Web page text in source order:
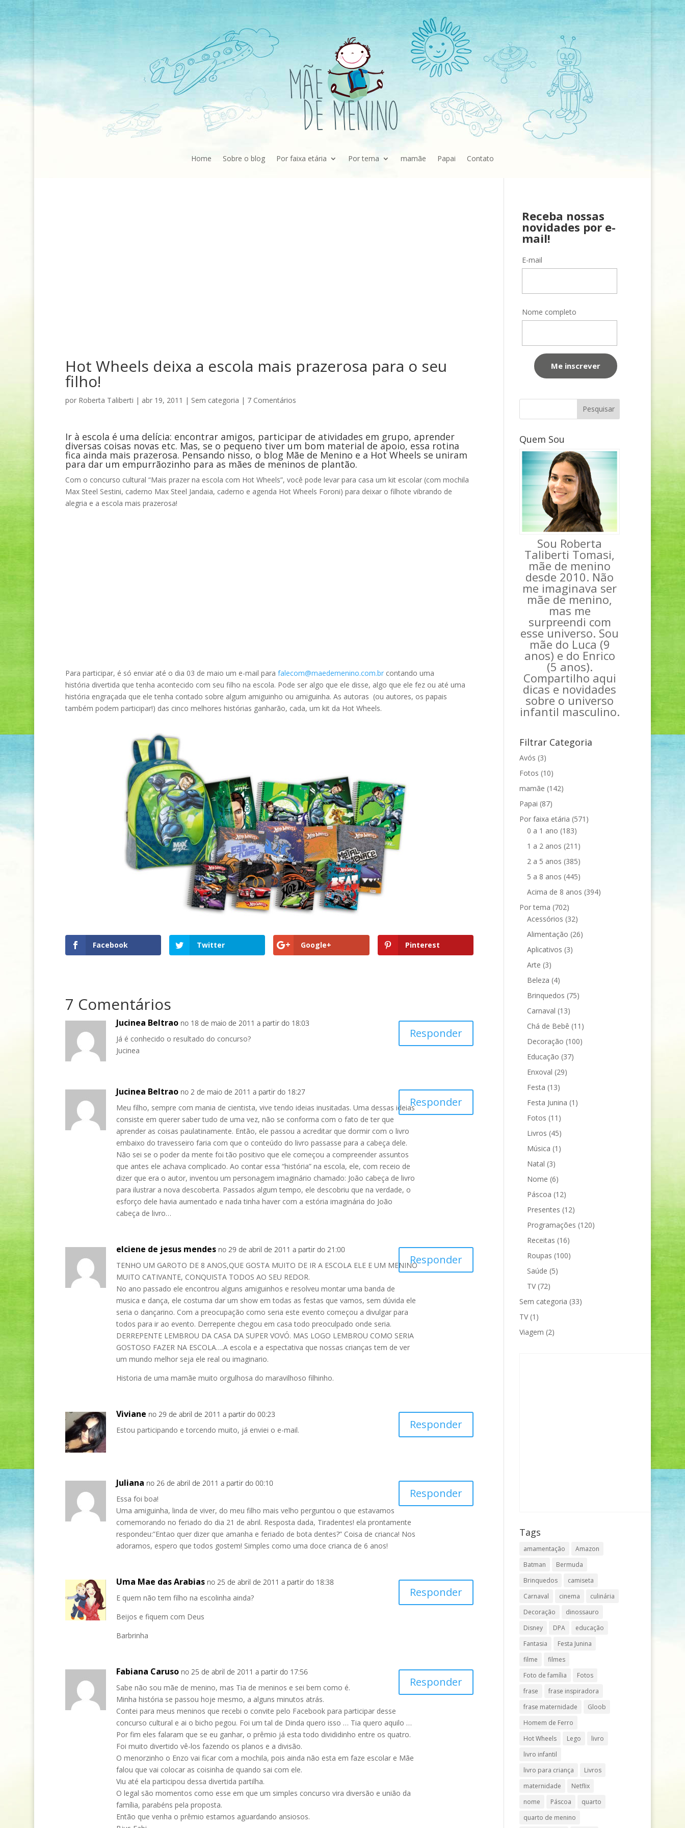
Home Sobre o blog Por faixa etária Por tema mamãe Papai Contato
Hot Wheels deixa a escola mais prazerosa para o seu
filho!
por Roberta Taliberti | abr 19, 2011 | Sem categoria | 7 Comentários
Ir à escola é uma delícia: encontrar amigos, participar de atividades em grupo, aprender
diversas coisas novas etc. Mas, se o pequeno tiver um bom material de apoio, essa rotina
fica ainda mais prazerosa. Pensando nisso, o blog Mãe de Menino e a Hot Wheels se uniram
para dar um empurrãozinho para as mães de meninos de plantão.
Com o concurso cultural “Mais prazer na escola com Hot Wheels”, você pode levar para casa um kit escolar (com mochila
Max Steel Sestini, caderno Max Steel Jandaia, caderno e agenda Hot Wheels Foroni) para deixar o filhote vibrando de
alegria e a escola mais prazerosa!
Para participar, é só enviar até o dia 03 de maio um e-mail para falecom@maedemenino.com.brcontando uma
história divertida que tenha acontecido com seu filho na escola. Pode ser algo que ele disse, algo que ele fez ou até uma
história engraçada que ele tenha contado sobre algum amiguinho ou amiguinha. As autoras (ou autores, os papais
também podem participar!) das cinco melhores histórias ganharão, cada, um kit da Hot Wheels.
Facebook Twitter Google+ Pinterest
7 Comentários
Jucinea Beltrao no 18 de maio de 2011 a partir do 18:03
Já é conhecido o resultado do concurso?
Jucinea
Responder
Jucinea Beltrao no 2 de maio de 2011 a partir do 18:27
Meu filho, sempre com mania de cientista, vive tendo ideias inusitadas. Uma dessas ideias
consiste em querer saber tudo de uma vez, não se conforma com o fato de ter que
aprender as coisas paulatinamente. Então, ele passou a acreditar que dormir com o livro
embaixo do travesseiro faria com que o conteúdo do livro passasse para a cabeça dele.
Não sei se o poder da mente foi tão positivo que ele começou a compreender assuntos
que antes ele achava complicado. Ao contar essa “história” na escola, ele, com receio de
dizer que era o autor, inventou um personagem imaginário chamado: João cabeça de livro
para ilustrar a nova descoberta. Passados algum tempo, ele descobriu que na verdade, o
esforço dele havia aumentado e nada tinha haver com a estória imaginária do João
cabeça de livro…
Responder
elciene de jesus mendes no 29 de abril de 2011 a partir do 21:00
TENHO UM GAROTO DE 8 ANOS,QUE GOSTA MUITO DE IR A ESCOLA ELE E UM MENINO
MUITO CATIVANTE, CONQUISTA TODOS AO SEU REDOR.
No ano passado ele encontrou alguns amiguinhos e resolveu montar uma banda de
musica e dança, ele costuma dar um show em todas as festas que vamos, sem dúvida ele
seria o dançarino. Com a preocupação como seria este evento começou a divulgar para
todos para ir ao evento. Derrepente chegou em casa todo preoculpado onde seria.
DERREPENTE LEMBROU DA CASA DA SUPER VOVÓ. MAS LOGO LEMBROU COMO SERIA
GOSTOSO FAZER NA ESCOLA….A escola e a espectativa que nossas crianças tem de ver
um mundo melhor seja ele real ou imaginario.
Historia de uma mamãe muito orgulhosa do maravilhoso filhinho.
Responder
Viviane no 29 de abril de 2011 a partir do 00:23
Estou participando e torcendo muito, já enviei o e-mail.
Responder
Juliana no 26 de abril de 2011 a partir do 00:10
Essa foi boa!
Uma amiguinha, linda de viver, do meu filho mais velho perguntou o que estavamos
comemorando no feriado do dia 21 de abril. Resposta dada, Tiradentes! ela prontamente
respondeu:”Entao quer dizer que amanha e feriado de bota dentes?” Coisa de crianca! Nos
adoramos, espero que todos gostem! Simples como uma doce crianca de 6 anos!
Responder
Uma Mae das Arabias no 25 de abril de 2011 a partir do 18:38
E quem não tem filho na escolinha ainda?
Beijos e fiquem com Deus
Barbrinha
Responder
Fabiana Caruso no 25 de abril de 2011 a partir do 17:56
Sabe não sou mãe de menino, mas Tia de meninos e sei bem como é.
Minha história se passou hoje mesmo, a alguns minutos atrás.
Contei para meus meninos que recebi o convite pelo Facebook para participar desse
concurso cultural e ai o bicho pegou. Foi um tal de Dinda quero isso … Tia quero aquilo …
Por fim eles falaram que se eu ganhar, o prêmio já esta todo divididinho entre os quatro.
Foi muito divertido vê-los fazendo os planos e a divisão.
O menorzinho o Enzo vai ficar com a mochila, pois ainda não esta em faze escolar e Mãe
falou que vai colocar as coisinha de quando sai com ele.
Viu até ela participou dessa divertida partilha.
O legal são momentos como esse em que um simples concurso vira diversão e união da
família, parabéns pela proposta.
Então que venha o prêmio estamos aguardando ansiosos.
Responder
Receba nossas
novidades por e-
mail!
E-mail
Nome completo
Quem Sou
Sou Roberta
Taliberti Tomasi,
mãe de menino
desde 2010. Não
me imaginava ser
mãe de menino,
mas me
surpreendi com
esse universo. Sou
mãe do Luca (9
anos) e do Enrico
(5 anos).
Compartilho aqui
dicas e novidades
sobre o universo
infantil masculino.
Filtrar Categoria
Avós (3)
Fotos (10)
mamãe (142)
Papai (87)
Por faixa etária (571)
0 a 1 ano (183)
1 a 2 anos (211)
2 a 5 anos (385)
5 a 8 anos (445)
Acima de 8 anos (394)
Por tema (702)
Acessórios (32)
Alimentação (26)
Aplicativos (3)
Arte (3)
Beleza (4)
Brinquedos (75)
Carnaval (13)
Chá de Bebê (11)
Decoração (100)
Educação (37)
Enxoval (29)
Festa (13)
Festa Junina (1)
Fotos (11)
Livros (45)
Música (1)
Natal (3)
Nome (6)
Páscoa (12)
Presentes (12)
Programações (120)
Receitas (16)
Roupas (100)
Saúde (5)
TV(72)
Sem categoria (33)
TV(1)
Viagem (2)
Tags
amamentação
Amazon
Batman
Bermuda
Brinquedos
camiseta
Carnaval
cinema
culinária
Decoração
dinossauro
Disney
DPA
educação
Fantasia
Festa Junina
filme
filmes
Foto de família
Fotos
frase
frase inspiradora
frase maternidade
Gloob
Homem de Ferro
Hot Wheels
Lego
livro
livro infantil
livro para criança
Livros
maternidade
Netflix
nome
Páscoa
quarto
quarto de menino